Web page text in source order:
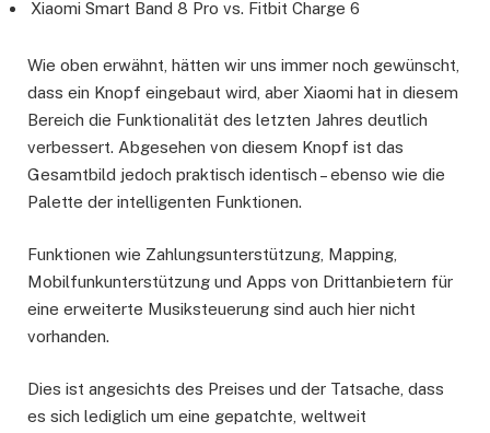
Xiaomi Smart Band 8 Pro vs. Fitbit Charge 6
Wie oben erwähnt, hätten wir uns immer noch gewünscht,
dass ein Knopf eingebaut wird, aber Xiaomi hat in diesem
Bereich die Funktionalität des letzten Jahres deutlich
verbessert. Abgesehen von diesem Knopf ist das
Gesamtbild jedoch praktisch identisch – ebenso wie die
Palette der intelligenten Funktionen.
Funktionen wie Zahlungsunterstützung, Mapping,
Mobilfunkunterstützung und Apps von Drittanbietern für
eine erweiterte Musiksteuerung sind auch hier nicht
vorhanden.
Dies ist angesichts des Preises und der Tatsache, dass
es sich lediglich um eine gepatchte, weltweit